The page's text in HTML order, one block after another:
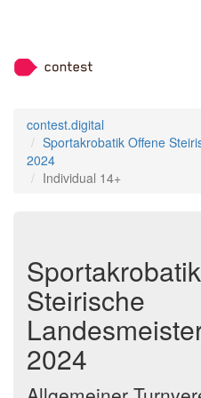
contest.digital
Sportakrobatik Offene
2024
Individual 14+
Steirische
2024